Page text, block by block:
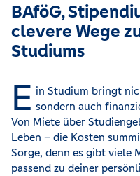
BAföG,
clevere Wege
Studiums
E in Studium bringt
sondern auch
Von Miete über
Leben – die Kosten
Sorge, denn es gibt viele
passend zu deiner